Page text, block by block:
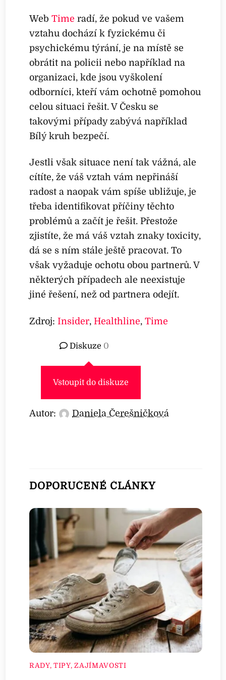
WebTime radí, že pokud ve vašem
vztahu dochází k fyzickému či
psychickému týrání, je na místě se
obrátit na policii nebo například na
organizaci, kde jsou vyškolení
odborníci, kteří vám ochotně pomohou
celou situaci řešit. V Česku se
takovými případy zabývá například
Bílý kruh bezpečí.
Jestli však situace není tak vážná, ale
cítíte, že váš vztah vám nepřináší
radost a naopak vám spíše ubližuje, je
třeba identifikovat příčiny těchto
problémů a začít je řešit. Přestože
zjistíte, že má váš vztah znaky toxicity,
dá se s ním stále ještě pracovat. To
však vyžaduje ochotu obou partnerů. V
některých případech ale neexistuje
jiné řešení, než od partnera odejít.
Zdroj:Insider,Healthline,Time
Diskuze 0
Vstoupit do diskuze
Autor: Daniela Čerešničková
DOPORUČENÉ ČLÁNKY
RADY, TIPY, ZAJÍMAVOSTI